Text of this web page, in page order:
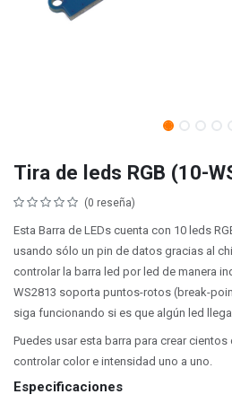
Tira de leds RGB (10-
(0 reseña)
Esta Barra de LEDs cuenta con 10 leds
usando sólo un pin de datos gracias al
controlar la barra led por led de manera
WS2813 soporta puntos-rotos (break-
siga funcionando si es que algún led
Puedes usar esta barra para crear
controlar color e intensidad uno a uno.
Especificaciones